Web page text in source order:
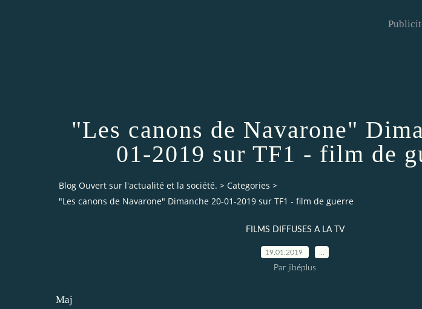
"Les canons de Navarone"
01-2019 sur TF1 - film de
Blog Ouvert sur l'actualité et la société. > Categories >
"Les canons de Navarone" Dimanche 20-01-2019 sur TF1 - film de guerre
FILMS DIFFUSES A LA TV
19.01.2019
Par jibéplus
Maj